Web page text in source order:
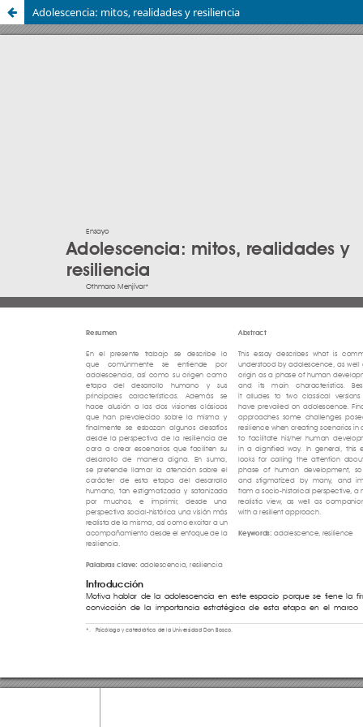
Adolescencia: mitos, realidades y resiliencia